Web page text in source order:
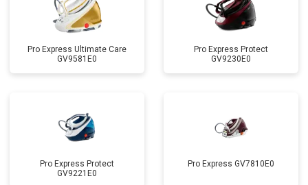
Pro Express Ultimate Care
GV9581E0
Pro Express Protect
GV9230E0
Pro Express Protect
GV9221E0
Pro Express GV7810E0